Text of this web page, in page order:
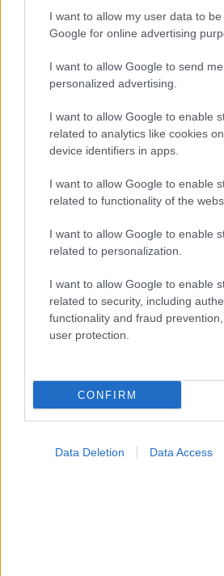
I want to allow my user data to
Google for online advertising
I want to allow Google to send me
personalized advertising.
I want to allow Google to enable
related to analytics like cookies
device identifiers in apps.
I want to allow Google to enable
related to functionality of the
I want to allow Google to enable
related to personalization.
I want to allow Google to enable
related to security, including
functionality and fraud
user protection.
CONFIRM
Data Deletion Data Access
ΜΠΕΙΤΕ ΣΤΗ ΣΥΖΗΤΗΣΗ
Προσθήκη
ΣΗΜΕΡΑ ΣΤΟ